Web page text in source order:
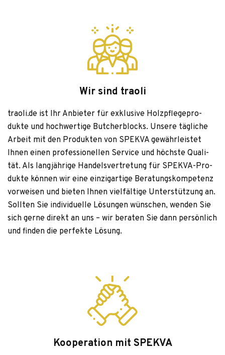
Wir sind traoli
traoli.de ist Ihr Anbie­ter für exklu­sive Holz­pfle­ge­pro­
dukte und hoch­wer­tige But­cher­blocks. Unsere täg­li­che
Arbeit mit den Pro­duk­ten von SPEKVA gewähr­leis­tet
Ihnen einen pro­fes­sio­nel­len Ser­vice und höchste Qua­li­
tät. Als lang­jäh­rige Han­dels­ver­tre­tung für SPEKVA-Pro­
dukte kön­nen wir eine ein­zig­ar­tige Bera­tungs­kom­pe­tenz
vor­wei­sen und bie­ten Ihnen viel­fäl­tige Unter­stüt­zung an.
Soll­ten Sie indi­vi­du­elle Lösun­gen wün­schen, wen­den Sie
sich gerne direkt an uns – wir bera­ten Sie dann per­sön­lich
und fin­den die per­fekte Lösung.
Kooperation mit SPEKVA